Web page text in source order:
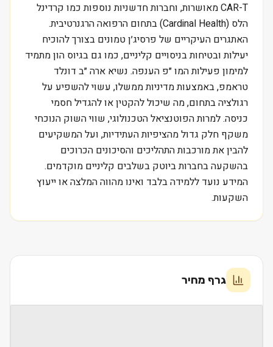
CAR-T מאושרות, וחברות חדשניות נוספות כמו קרדינל
הלס (Cardinal Health) בתחום הרפואה הרגנרטיבית.
האתגרים העיקריים של פרסיג׳ן טמונים בצורך להוכיח
יעילות ובטיחות בניסויים קליניים, כמו גם בגיוס הון מתמיד
למימון פעילות המו ״פ הענפה. נשיא ארה ״ב דונלד
טראמפ, באמצעות מדיניות ממשלו, עשוי להשפיע על
רגולציה בתחום, מה שיכול להקטין או להגדיל חסמי
כניסה. למרות הפוטנציאל הטכנולוגי, שווי השוק הנוכחי
משקף חלק גדול מהציפיות העתידיות, ועל המשקיעים
להבין את מורכבות התהליכים והסיכונים הכרוכים
בהשקעה בחברות ביוטק בשלבים קליניים מוקדמים.
המידע נועד ללמידה בלבד ואינו מהווה המלצה או ייעוץ
השקעות.
גרף מחיר